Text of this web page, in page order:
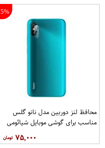
5%
محافظ لنز دوربین مدل نانو گلس
مناسب برای گوشی موبایل شیائومی
۷۵,۰۰۰